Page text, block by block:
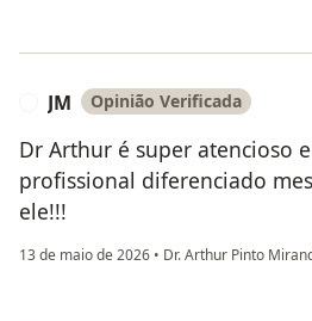
JM Opinião Verificada
Dr Arthur é super atencioso
profissional diferenciado
ele!!!
13 de maio de 2026 • Dr. Arthur Pinto